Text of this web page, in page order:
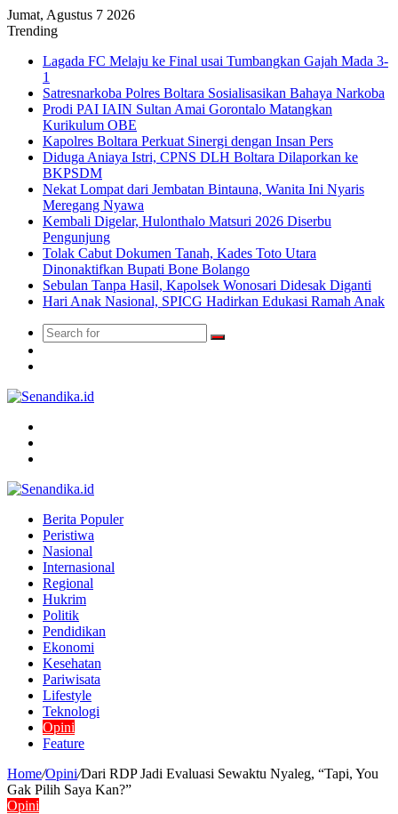
Jumat, Agustus 7 2026
Trending
Lagada FC Melaju ke Final usai Tumbangkan Gajah Mada 3-
1
Satresnarkoba Polres Boltara Sosialisasikan Bahaya Narkoba
Prodi PAI IAIN Sultan Amai Gorontalo Matangkan
Kurikulum OBE
Kapolres Boltara Perkuat Sinergi dengan Insan Pers
Diduga Aniaya Istri, CPNS DLH Boltara Dilaporkan ke
BKPSDM
Nekat Lompat dari Jembatan Bintauna, Wanita Ini Nyaris
Meregang Nyawa
Kembali Digelar, Hulonthalo Matsuri 2026 Diserbu
Pengunjung
Tolak Cabut Dokumen Tanah, Kades Toto Utara
Dinonaktifkan Bupati Bone Bolango
Sebulan Tanpa Hasil, Kapolsek Wonosari Didesak Diganti
Hari Anak Nasional, SPICG Hadirkan Edukasi Ramah Anak
Search
Berita Populer
Peristiwa
Nasional
Internasional
Regional
Hukrim
Politik
Pendidikan
Ekonomi
Kesehatan
Pariwisata
Lifestyle
Teknologi
Opini
Feature
Home/Opini/Dari RDP Jadi Evaluasi Sewaktu Nyaleg, “Tapi, You
Gak Pilih Saya Kan?”
Opini